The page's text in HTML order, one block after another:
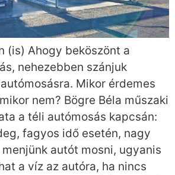
(is) Ahogy beköszönt a
nehezebben szánjuk
Mikor érdemes
nem? Bögre Béla műszaki
a téli autómosás kapcsán:
fagyos idő esetén, nagy
autót mosni, ugyanis
a víz az autóra, ha nincs